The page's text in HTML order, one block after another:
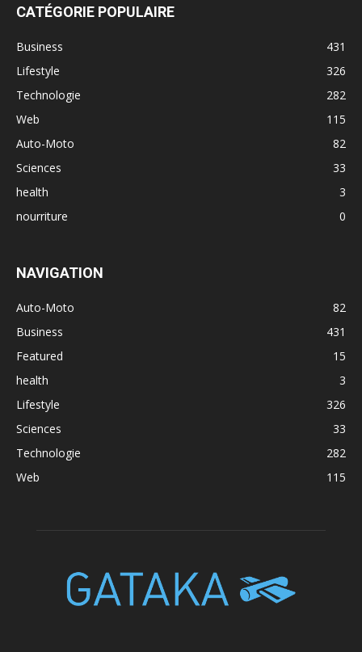
CATÉGORIE POPULAIRE
Business
431
Lifestyle
326
Technologie
282
Web
115
Auto-Moto
82
Sciences
33
health
3
nourriture
0
NAVIGATION
Auto-Moto
82
Business
431
Featured
15
health
3
Lifestyle
326
Sciences
33
Technologie
282
Web
115